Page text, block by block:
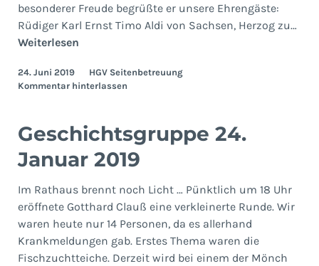
besonderer Freude begrüßte er unsere Ehrengäste:
Rüdiger Karl Ernst Timo Aldi von Sachsen, Herzog zu…
WeiterlesenMitgliederversammlung
Juni
2019
24. Juni 2019
HGV Seitenbetreuung
Kommentar hinterlassen
Geschichtsgruppe 24.
Januar 2019
Im Rathaus brennt noch Licht … Pünktlich um 18 Uhr
eröffnete Gotthard Clauß eine verkleinerte Runde. Wir
waren heute nur 14 Personen, da es allerhand
Krankmeldungen gab. Erstes Thema waren die
Fischzuchtteiche. Derzeit wird bei einem der Mönch